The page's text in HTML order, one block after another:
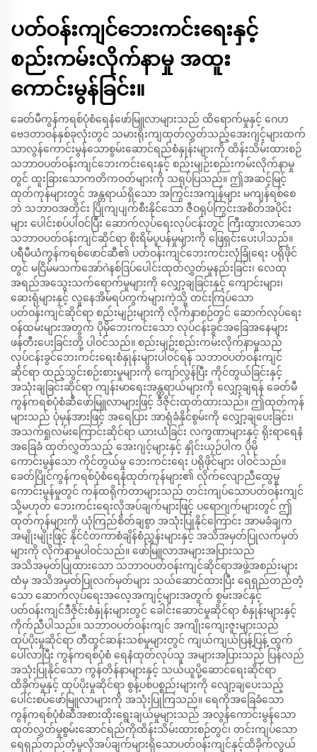
ပတ်ဝန်းကျင်ဘေးကင်းရေးနှင့်
စည်းကမ်းလိုက်နာမှု အထူး
ကောင်းမွန်ခြင်း။
ခေတ်မီကွန်ကရစ်ပုံစံရေနံဖော်မြူလာများသည် ထိရောက်မှုနှင့် ဂေဟ
ဗေဒတာဝန်နှစ်ခုလုံးတွင် သမားရိုးကျထုတ်လွှတ်သည့်အေးဂျင့်များထက်
သာလွန်ကောင်းမွန်သောစွမ်းဆောင်ရည်စံနှုန်းများကို ထိန်းသိမ်းထားစဉ်
သဘာဝပတ်ဝန်းကျင်ဘေးကင်းရေးနှင့် စည်းမျဉ်းစည်းကမ်းလိုက်နာမှု
တွင် ထူးခြားသောကတိကဝတ်များကို သရုပ်ပြသည်။ ဤအဆင့်မြင့်
ထုတ်ကုန်များတွင် အန္တရာယ်ရှိသော အကြွင်းအကျန်များ မကျန်ရစ်စေ
ဘဲ သဘာဝအတိုင်း ပြိုကျပျက်စီးနိုင်သော ဇီဝရုပ်ကြွင်းအစိတ်အပိုင်း
များ ပေါင်းစပ်ပါဝင်ပြီး ဆောက်လုပ်ရေးလုပ်ငန်းတွင် ကြီးထွားလာသော
သဘာဝပတ်ဝန်းကျင်ဆိုင်ရာ စိုးရိမ်ပူပန်မှုများကို ဖြေရှင်းပေးပါသည်။
ပရီမီယံကွန်ကရစ်ဖောင်ဆီ၏ ပတ်ဝန်းကျင်ဘေးကင်းလုံခြုံရေး ပရိုဖိုင်
တွင် မငြိမ်မသက်အော်ဂဲနစ်ဒြပ်ပေါင်းထုတ်လွှတ်မှုနည်းခြင်း၊ လေထု
အရည်အသွေးသက်ရောက်မှုများကို လျှော့ချခြင်းနှင့် ကျောင်းများ၊
ဆေးရုံများနှင့် လူနေအိမ်ရပ်ကွက်များကဲ့သို့ တင်းကြပ်သော
ပတ်ဝန်းကျင်ဆိုင်ရာ စည်းမျဉ်းများကို လိုက်နာစဉ်တွင် ဆောက်လုပ်ရေး
ဝန်ထမ်းများအတွက် ပိုမိုဘေးကင်းသော လုပ်ငန်းခွင်အခြေအနေများ
ဖန်တီးပေးခြင်းတို့ ပါဝင်သည်။ စည်းမျဥ်းစည်းကမ်းလိုက်နာမှုသည်
လုပ်ငန်းခွင်ဘေးကင်းရေးစံနှုန်းများပါ၀င်ရန် သဘာဝပတ်ဝန်းကျင်
ဆိုင်ရာ ထည့်သွင်းစဉ်းစားမှုများကို ကျော်လွန်ပြီး ကိုင်တွယ်ခြင်းနှင့်
အသုံးချခြင်းဆိုင်ရာ ကျန်းမာရေးအန္တရာယ်များကို လျှော့ချရန် ခေတ်မီ
ကွန်ကရစ်ပုံစံဆီဖော်မြူလာများဖြင့် ဒီဇိုင်းထုတ်ထားသည်။ ဤထုတ်ကုန်
များသည် ပုံမှန်အားဖြင့် အရေပြား အာရုံခံနိုင်စွမ်းကို လျှော့ချပေးခြင်း၊
အသက်ရှုလမ်းကြောင်းဆိုင်ရာ ယားယံခြင်း လက္ခဏာများနှင့် ရိုးရာရေနံ
အခြေခံ ထုတ်လွှတ်သည့် အေးဂျင့်များနှင့် နှိုင်းယှဉ်ပါက ပိုမို
ကောင်းမွန်သော ကိုင်တွယ်မှု ဘေးကင်းရေး ပရိုဖိုင်များ ပါဝင်သည်။
ခေတ်ပြိုင်ကွန်ကရစ်ပုံစံရေနံထုတ်ကုန်များ၏ လိုက်လျောညီထွေမှု
ကောင်းမွန်မှုတွင် ကန်ထရိုက်တာများသည် တင်းကျပ်သောပတ်ဝန်းကျင်
သို့မဟုတ် ဘေးကင်းရေးလိုအပ်ချက်များဖြင့် ပရောဂျက်များတွင် ဤ
ထုတ်ကုန်များကို ယုံကြည်စိတ်ချစွာ အသုံးပြုနိုင်ကြောင်း အာမခံချက်
အမျိုးမျိုးဖြင့် နိုင်ငံတကာစံချိန်စံညွှန်းများနှင့် အသိအမှတ်ပြုလက်မှတ်
များကို လိုက်နာမှုပါဝင်သည်။ ဖော်မြူလာအများအပြားသည်
အသိအမှတ်ပြုထားသော သဘာဝပတ်ဝန်းကျင်ဆိုင်ရာအဖွဲ့အစည်းများ
ထံမှ အသိအမှတ်ပြုလက်မှတ်များ သယ်ဆောင်ထားပြီး ရေရှည်တည်တံ့
သော ဆောက်လုပ်ရေးအလေ့အကျင့်များအတွက် စွမ်းအင်နှင့်
ပတ်ဝန်းကျင်ဒီဇိုင်းစံနှုန်းများတွင် ခေါင်းဆောင်မှုဆိုင်ရာ စံနှုန်းများနှင့်
ကိုက်ညီပါသည်။ သဘာဝပတ်ဝန်းကျင် အကျိုးကျေးဇူးများသည်
ထုပ်ပိုးမှုဆိုင်ရာ တီထွင်ဆန်းသစ်မှုများတွင် ကျယ်ကျယ်ပြန့်ပြန့် ထွက်
ပေါ်လာပြီး ကွန်ကရစ်ပုံစံ ရေနံထုတ်လုပ်သူ အများအပြားသည် ပြန်လည်
အသုံးပြုနိုင်သော ကွန်တိန်နာများနှင့် သယ်ယူပို့ဆောင်ရေးဆိုင်ရာ
ထိခိုက်မှုနှင့် ထုပ်ပိုးမှုဆိုင်ရာ စွန့်ပစ်ပစ္စည်းများကို လျော့ချပေးသည့်
ပေါင်းစပ်ဖော်မြူလာများကို အသုံးပြုကြသည်။ ရေကိုအခြေခံသော
ကွန်ကရစ်ပုံစံဆီအစားထိုးရွေးချယ်မှုများသည် အလွန်ကောင်းမွန်သော
ထုတ်လွှတ်မှုစွမ်းဆောင်ရည်ကိုထိန်းသိမ်းထားစဉ်တွင်၊ တင်းကျပ်သော
ရေရှည်တည်တံ့မှုလိုအပ်ချက်များရှိသောပတ်ဝန်းကျင်နှင့်ထိခိုက်လွယ်